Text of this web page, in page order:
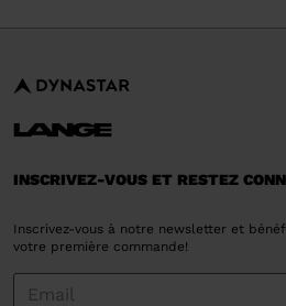
INSCRIVEZ-VOUS ET RESTEZ
Inscrivez-vous à notre newsletter et
votre première commande!